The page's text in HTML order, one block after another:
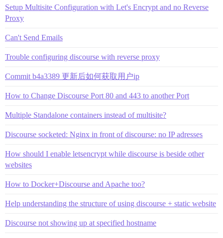
Setup Multisite Configuration with Let's Encrypt and no Reverse
Proxy
Can't Send Emails
Trouble configuring discourse with reverse proxy
Commit b4a3389 更新后如何获取用户ip
How to Change Discourse Port 80 and 443 to another Port
Multiple Standalone containers instead of multisite?
Discourse socketed: Nginx in front of discourse: no IP adresses
How should I enable letsencrypt while discourse is beside other
websites
How to Docker+Discourse and Apache too?
Help understanding the structure of using discourse + static website
Discourse not showing up at specified hostname